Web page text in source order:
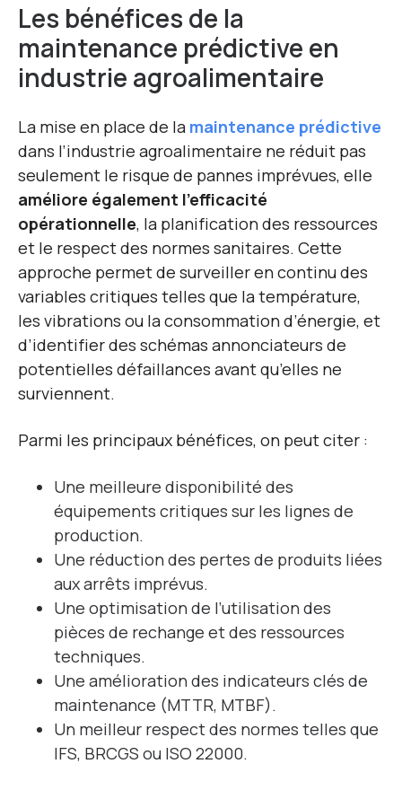
Les bénéfices de la
maintenance prédictive en
industrie agroalimentaire
La mise en place de la maintenance prédictive
dans l’industrie agroalimentaire ne réduit pas
seulement le risque de pannes imprévues, elle
améliore également l’efficacité
opérationnelle, la planification des ressources
et le respect des normes sanitaires. Cette
approche permet de surveiller en continu des
variables critiques telles que la température,
les vibrations ou la consommation d’énergie, et
d’identifier des schémas annonciateurs de
potentielles défaillances avant qu’elles ne
surviennent.
Parmi les principaux bénéfices, on peut citer :
Une meilleure disponibilité des
équipements critiques sur les lignes de
production.
Une réduction des pertes de produits liées
aux arrêts imprévus.
Une optimisation de l’utilisation des
pièces de rechange et des ressources
techniques.
Une amélioration des indicateurs clés de
maintenance (MTTR, MTBF).
Un meilleur respect des normes telles que
IFS, BRCGS ou ISO 22000.